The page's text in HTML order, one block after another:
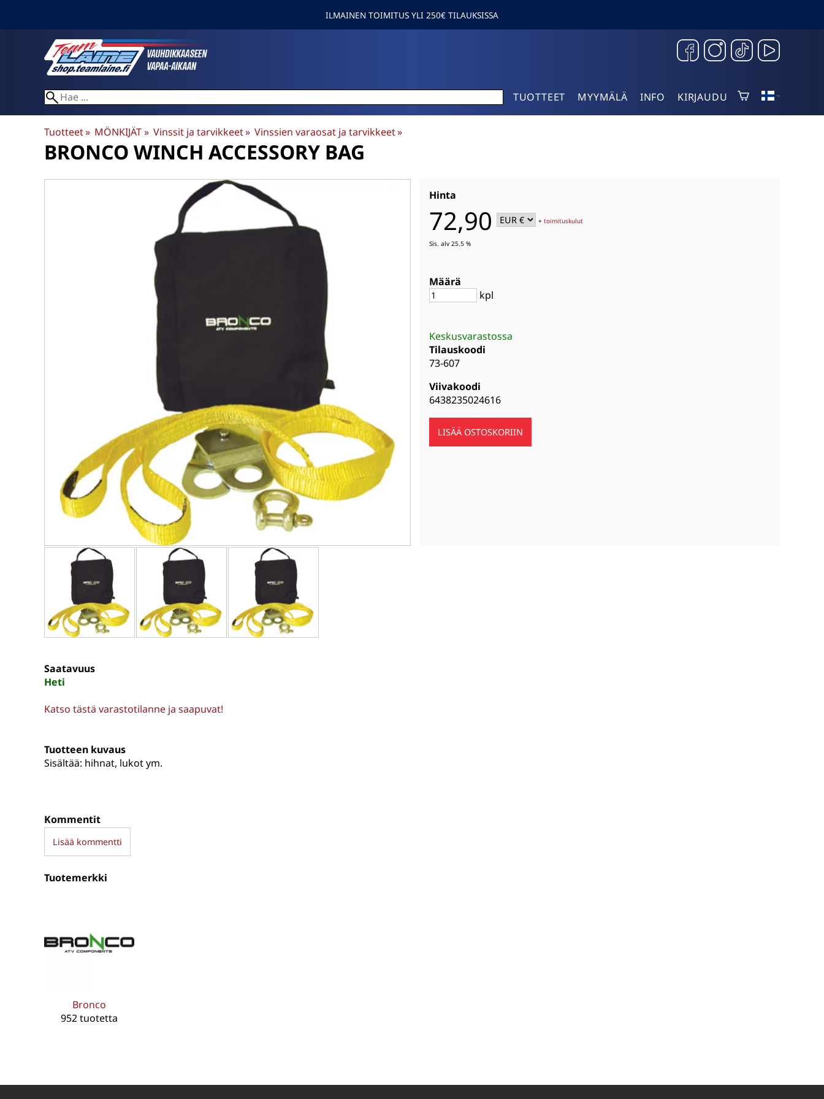
ILMAINEN TOIMITUS YLI 250€ TILAUKSISSA
TUOTTEET MYYMÄLÄ INFO KIRJAUDU
Tuotteet‪» MÖNKIJÄT‪» Vinssit ja tarvikkeet‪» Vinssien varaosat ja tarvikkeet‪»
BRONCO WINCH ACCESSORY BAG
Hinta
72,90 +toimituskulut
Sis. alv 25.5 %
Määrä
kpl
Keskusvarastossa
Tilauskoodi
73-607
Viivakoodi
6438235024616
Saatavuus
Heti
Katso tästä varastotilanne ja saapuvat!
Tuotteen kuvaus
Sisältää: hihnat, lukot ym.
Kommentit
Lisää kommentti
Tuotemerkki
Bronco
952 tuotetta